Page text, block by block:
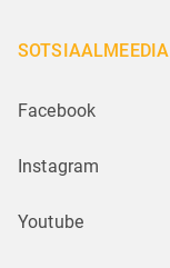
SOTSIAALMEEDIA
Facebook
Instagram
Youtube